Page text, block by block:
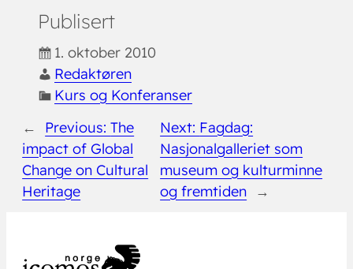
Publisert
1. oktober 2010
Redaktøren
Kurs og Konferanser
←
Previous:The
impact of Global
Change on Cultural
Heritage
Next: Fagdag:
Nasjonalgalleriet som
museum og kulturminne
og fremtiden
→